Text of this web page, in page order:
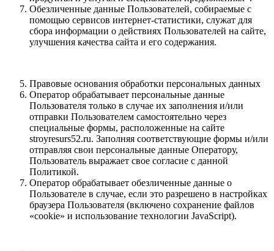
Обезличенные данные Пользователей, собираемые с
помощью сервисов интернет-статистики, служат для
сбора информации о действиях Пользователей на сайте,
улучшения качества сайта и его содержания.
Правовые основания обработки персональных данных
Оператор обрабатывает персональные данные
Пользователя только в случае их заполнения и/или
отправки Пользователем самостоятельно через
специальные формы, расположенные на сайте
stroyresurs52.ru. Заполняя соответствующие формы и/или
отправляя свои персональные данные Оператору,
Пользователь выражает свое согласие с данной
Политикой.
Оператор обрабатывает обезличенные данные о
Пользователе в случае, если это разрешено в настройках
браузера Пользователя (включено сохранение файлов
«cookie» и использование технологии JavaScript).